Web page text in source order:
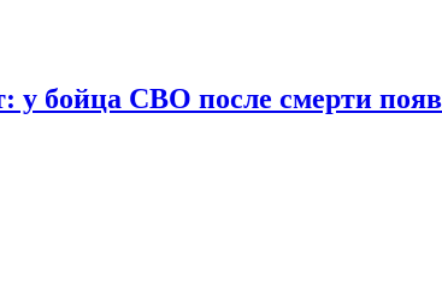
у бойца СВО после смерти